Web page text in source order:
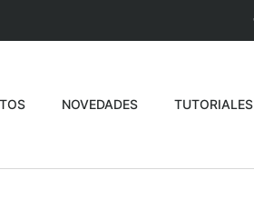
NOVEDADES TUTORIALES